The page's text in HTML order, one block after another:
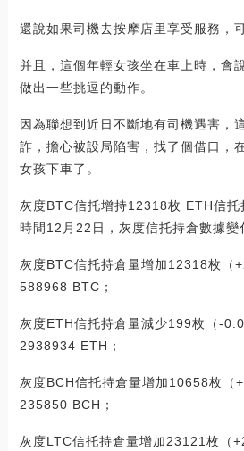
還說如果司機去按摩店里享受服務，
并且，這個年輕女孩坐在車上時，會
做出一些挑逗的動作。
因為聯想到近日不斷地有司機遇害，
詐，擔心被設局陷害，找了個借口，
女孩下車了。
灰度BTC信托增持12318枚 ETH信
時間12月22日，灰度信托持倉數據變
灰度BTC信托持倉量增加12318枚（
588968 BTC；
灰度ETH信托持倉量減少199枚（-
2938934 ETH；
灰度BCH信托持倉量增加10658枚（
235850 BCH；
灰度LTC信托持倉量增加23121枚（